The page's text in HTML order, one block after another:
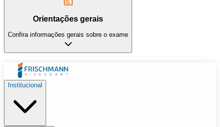
Orientações gerais
Confira informações gerais sobre o exame
Institucional